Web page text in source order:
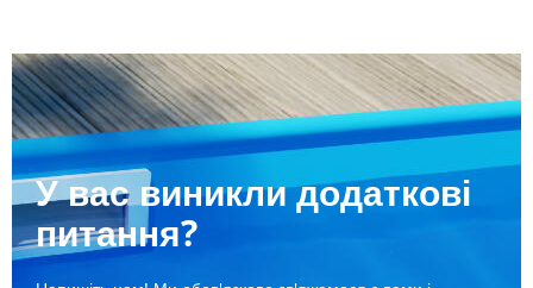
У вас виникли додаткові
питання?